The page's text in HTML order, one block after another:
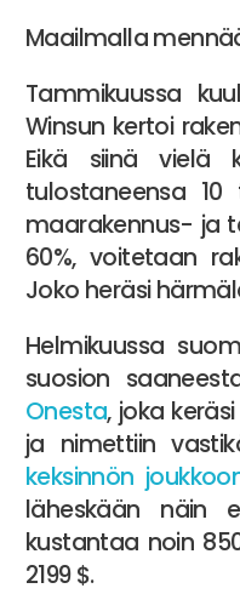
Maailmalla
Tammikuussa
Winsun kertoi
Eikä siinä vielä
tulostaneensa
maarakennus- ja
60%, voitetaan
Joko heräsi
Helmikuussa
suosion
Onesta, joka
ja nimettiin
keksinnön
läheskään näin
kustantaa noin
2199 $.